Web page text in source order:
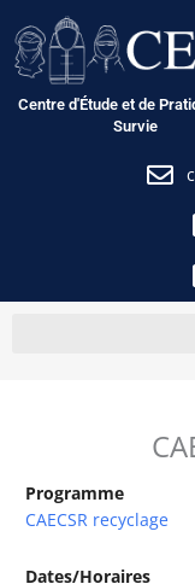
au
contenu
Centre d'Étude et de
Survie
Programme
CAECSR recyclage
Dates/Horaires